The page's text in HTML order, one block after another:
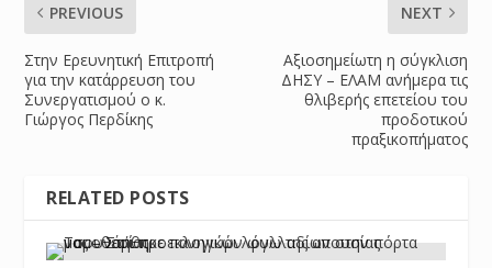
PREVIOUS
Στην Ερευνητική Επιτροπή
για την κατάρρευση του
Συνεργατισμού ο κ.
Γιώργος Περδίκης
NEXT
Αξιοσημείωτη η σύγκλιση
ΔΗΣΥ – ΕΛΑΜ ανήμερα τις
θλιβερής επετείου του
προδοτικού
πραξικοπήματος
RELATED POSTS